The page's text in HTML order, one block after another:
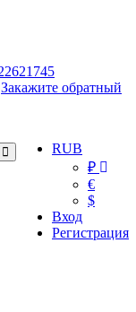
Закажите обратный
RUB
₽
€
$
Вход
Регистрация